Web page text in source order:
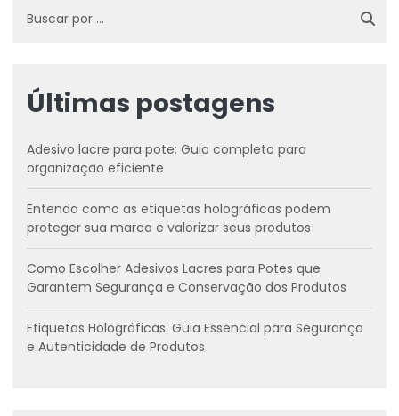
Últimas postagens
Adesivo lacre para pote: Guia completo para
organização eficiente
Entenda como as etiquetas holográficas podem
proteger sua marca e valorizar seus produtos
Como Escolher Adesivos Lacres para Potes que
Garantem Segurança e Conservação dos Produtos
Etiquetas Holográficas: Guia Essencial para Segurança
e Autenticidade de Produtos